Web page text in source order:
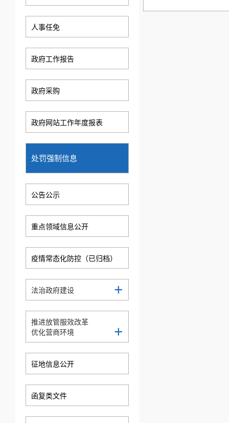
人事任免
政府工作报告
政府采购
政府网站工作年度报表
处罚强制信息
公告公示
重点领域信息公开
疫情常态化防控（已归档）
法治政府建设 +
推进放管服效改革
优化营商环境
+
征地信息公开
函复类文件